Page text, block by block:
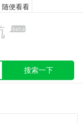
随便看看
搜索一下